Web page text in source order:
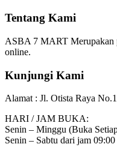
Tentang Kami
ASBA 7 MART Merupakan
online.
Kunjungi Kami
Alamat : Jl. Otista Raya
HARI / JAM BUKA:
Senin – Minggu (Buka
Senin – Sabtu dari jam